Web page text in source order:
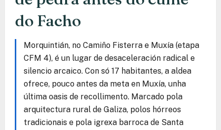
do Facho
Morquintián, no Camiño Fisterra e Muxía (etapa
CFM 4), é un lugar de desaceleración radical e
silencio arcaico. Con só 17 habitantes, a aldea
ofrece, pouco antes da meta en Muxía, unha
última oasis de recollimento. Marcado pola
arquitectura rural de Galiza, polos hórreos
tradicionais e pola igrexa barroca de Santa